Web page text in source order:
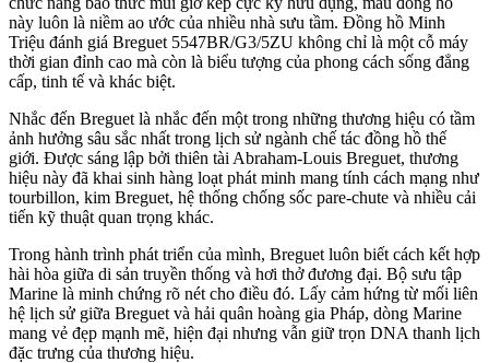
này luôn là niềm ao ước của nhiều nhà sưu tầm. Đồng hồ Minh
Triệu đánh giá Breguet 5547BR/G3/5ZU không chỉ là một cỗ máy
thời gian đỉnh cao mà còn là biểu tượng của phong cách sống đẳng
cấp, tinh tế và khác biệt.
Nhắc đến Breguet là nhắc đến một trong những thương hiệu có tầm
ảnh hưởng sâu sắc nhất trong lịch sử ngành chế tác đồng hồ thế
giới. Được sáng lập bởi thiên tài Abraham-Louis Breguet, thương
hiệu này đã khai sinh hàng loạt phát minh mang tính cách mạng như
tourbillon, kim Breguet, hệ thống chống sốc pare-chute và nhiều cải
tiến kỹ thuật quan trọng khác.
Trong hành trình phát triển của mình, Breguet luôn biết cách kết hợp
hài hòa giữa di sản truyền thống và hơi thở đương đại. Bộ sưu tập
Marine là minh chứng rõ nét cho điều đó. Lấy cảm hứng từ mối liên
hệ lịch sử giữa Breguet và hải quân hoàng gia Pháp, dòng Marine
mang vẻ đẹp mạnh mẽ, hiện đại nhưng vẫn giữ trọn DNA thanh lịch
đặc trưng của thương hiệu.